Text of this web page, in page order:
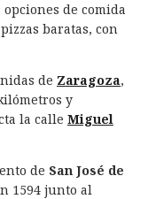
de comida
baratas, con
de Zaragoza,
y
la calle Miguel
de San José de
1594 junto al